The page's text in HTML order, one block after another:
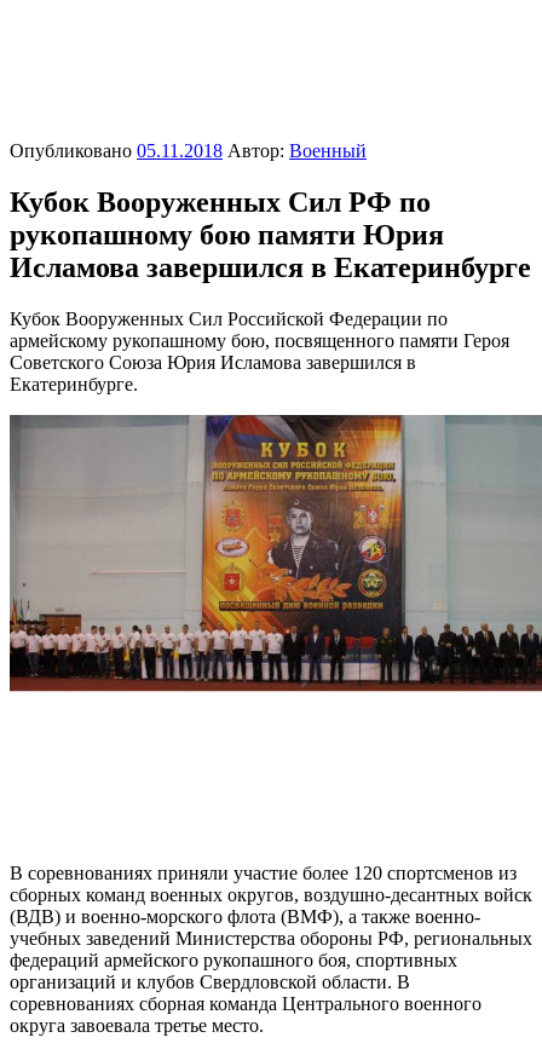
Опубликовано 05.11.2018 Автор: Военный
Кубок Вооруженных Сил РФ по
рукопашному бою памяти Юрия
Исламова завершился в Екатеринбурге
Кубок Вооруженных Сил Российской Федерации по
армейскому рукопашному бою, посвященного памяти Героя
Советского Союза Юрия Исламова завершился в
Екатеринбурге.
В соревнованиях приняли участие более 120 спортсменов из
сборных команд военных округов, воздушно-десантных войск
(ВДВ) и военно-морского флота (ВМФ), а также военно-
учебных заведений Министерства обороны РФ, региональных
федераций армейского рукопашного боя, спортивных
организаций и клубов Свердловской области. В
соревнованиях сборная команда Центрального военного
округа завоевала третье место.